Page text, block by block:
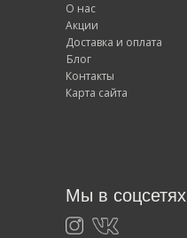
О нас
Акции
Доставка и оплата
Карта сайта
Мы в соцсетях
Блог
Контакты